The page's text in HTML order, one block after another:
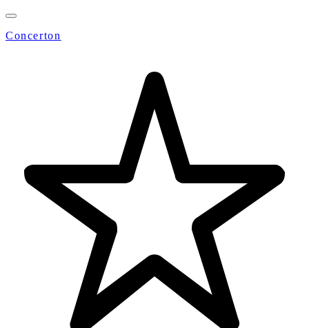
Concerton